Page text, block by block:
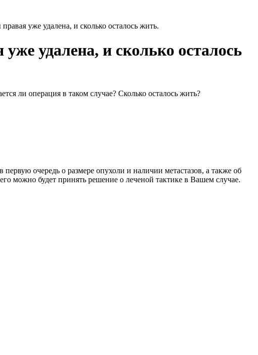
уже удалена, и сколько осталось жить.
удалена, и сколько осталось
ли операция в таком случае? Сколько осталось жить?
очередь о размере опухоли и наличии метастазов, а также об
можно будет принять решение о леченой тактике в Вашем случае.